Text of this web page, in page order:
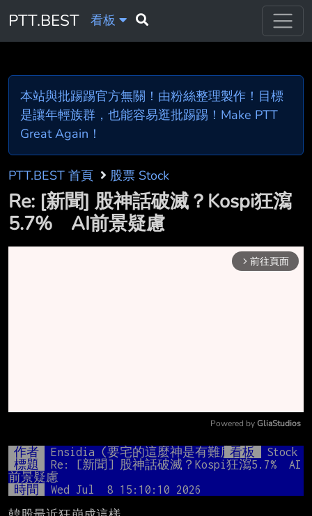
PTT.BEST 看板
本站與批踢踢官方無關！由粉絲整理製作！目標
是讓年輕族群，也能容易逛批踢踢！Make PTT
Great Again！
PTT.BEST 首頁 股票 Stock
Re: [新聞] 股神話破滅？Kospi狂瀉
5.7% AI前景疑慮
arrow_forward_ios 前往頁面
Mute
Powered by GliaStudios
作者 Ensidia (要宅的這麼神是有難度的)
看板
Stock
標題
Re: [新聞] 股神話破滅？Kospi狂瀉5.7%　AI
前景疑慮
時間
Wed Jul  8 15:10:10 2026